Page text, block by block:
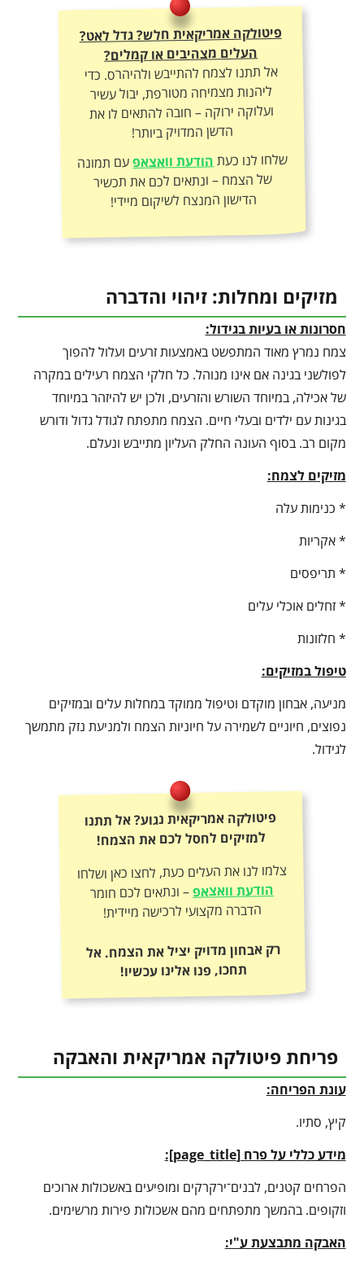
פיטולקה אמריקאית חלש? גדל לאט?
העלים מצהיבים או קמלים?
אל תתנו לצמח להתייבש ולהיהרס. כדי
ליהנות מצמיחה מטורפת, יבול עשיר
ועלוקה ירוקה – חובה להתאים לו את
הדשן המדויק ביותר!
שלחו לנו כעתהודעת וואצאפעם תמונה
של הצמח – ונתאים לכם את תכשיר
הדישון המנצח לשיקום מיידי!
מזיקים ומחלות: זיהוי והדברה
חסרונות או בעיות בגידול:
צמח נמרץ מאוד המתפשט באמצעות זרעים ועלול להפוך
לפולשני בגינה אם אינו מנוהל. כל חלקי הצמח רעילים במקרה
של אכילה, במיוחד השורש והזרעים, ולכן יש להיזהר במיוחד
בגינות עם ילדים ובעלי חיים. הצמח מתפתח לגודל גדול ודורש
מקום רב. בסוף העונה החלק העליון מתייבש ונעלם.
מזיקים לצמח:
* כנימות עלה
* אקריות
* תריפסים
* זחלים אוכלי עלים
* חלזונות
טיפול במזיקים:
מניעה, אבחון מוקדם וטיפול ממוקד במחלות עלים ובמזיקים
נפוצים, חיוניים לשמירה על חיוניות הצמח ולמניעת נזק מתמשך
לגידול.
פיטולקה אמריקאית נגוע? אל תתנו
למזיקים לחסל לכם את הצמח!
צלמו לנו את העלים כעת, לחצו כאן ושלחו
הודעת וואצאפ– ונתאים לכם חומר
הדברה מקצועי לרכישה מיידית!
רק אבחון מדויק יציל את הצמח. אל
תחכו, פנו אלינו עכשיו!
פריחת פיטולקה אמריקאית והאבקה
עונת הפריחה:
קיץ, סתיו.
מידע כללי על פרח [page_title
]:
הפרחים קטנים, לבנים־ירקרקים ומופיעים באשכולות ארוכים
וזקופים. בהמשך מתפתחים מהם אשכולות פירות מרשימים.
האבקה מתבצעת ע"י: